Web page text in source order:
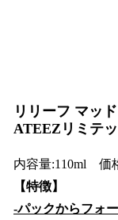
リリーフ マッ
ATEEZリミテ
内容量:110ml 価
【特徴】
-パックからフォ